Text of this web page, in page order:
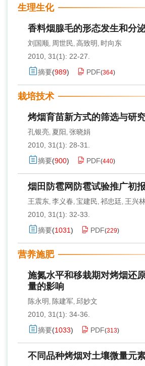
生理生化
香料烟腺毛的形态发生和分
刘国顺, 周世民, 高致明 , 时向东
2010, 31(1): 22-27.
摘要(989) PDF(364)
栽培技术
烤烟育苗新方式的筛选与研
孔银亮, 夏阳, 张晓娟
2010, 31(1): 28-31.
摘要(900) PDF(440)
烟田防雹网防雹试验推广初
王震东, 李义春, 宝建民, 祁忠廷, 王兴
2010, 31(1): 32-33.
摘要(1031) PDF(229)
营养施肥
施氮水平和移栽期对烤烟还
量的影响
陈永明 , 陈建军, 邱妙文
2010, 31(1): 34-36.
摘要(1033) PDF(313)
不同品种烤烟对土壤微量元